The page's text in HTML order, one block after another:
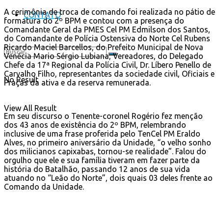
CONTATO
No Result
View All Result
A cerimônia de troca de comando foi realizada no pátio de
formatura do 2º BPM e contou com a presença do
Comandante Geral da PMES Cel PM Edmilson dos Santos,
do Comandante de Polícia Ostensiva do Norte Cel Rubens
Ricardo Maciel Barcellos, do Prefeito Municipal de Nova
Venécia Mario Sérgio Lubiana, Vereadores, do Delegado
Chefe da 17ª Regional da Polícia Civil, Dr. Líbero Penello de
Carvalho Filho, representantes da sociedade civil, Oficiais e
Praças da ativa e da reserva remunerada.
Em seu discurso o Tenente-coronel Rogério fez menção
dos 43 anos de existência do 2º BPM, relembrando
inclusive de uma frase proferida pelo TenCel PM Eraldo
Alves, no primeiro aniversário da Unidade, “o velho sonho
dos milicianos capixabas, tornou-se realidade”. Falou do
orgulho que ele e sua família tiveram em fazer parte da
história do Batalhão, passando 12 anos de sua vida
atuando no “Leão do Norte”, dois quais 03 deles frente ao
Comando da Unidade.